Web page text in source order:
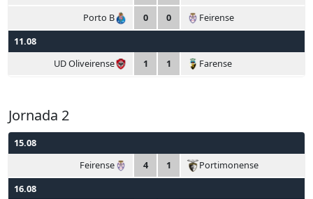
Porto B
0 0
Feirense
11.08
UD Oliveirense
1 1 Farense
Jornada 2
15.08
Feirense
4 1
Portimonense
16.08